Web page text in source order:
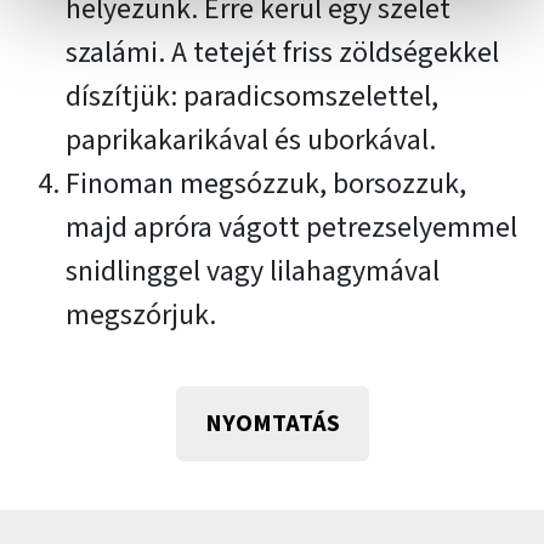
helyezünk. Erre kerül egy szelet
szalámi. A tetejét friss zöldségekkel
díszítjük: paradicsomszelettel,
paprikakarikával és uborkával.
Finoman megsózzuk, borsozzuk,
majd apróra vágott petrezselyemmel
snidlinggel vagy lilahagymával
megszórjuk.
NYOMTATÁS